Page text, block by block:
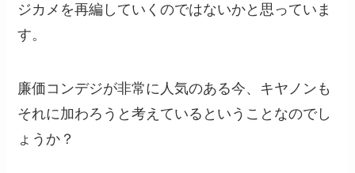
ジカメを再編していくのではないかと思っていま
す。
廉価コンデジが非常に人気のある今、キヤノンも
それに加わろうと考えているということなのでし
ょうか？